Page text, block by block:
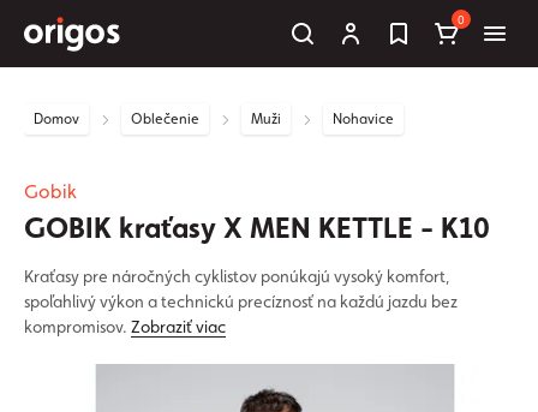
0
Domov Oblečenie Muži Nohavice
Gobik
GOBIK kraťasy X MEN KETTLE - K10
Kraťasy pre náročných cyklistov ponúkajú vysoký komfort,
spoľahlivý výkon a technickú precíznosť na každú jazdu bez
kompromisov. Zobraziť viac